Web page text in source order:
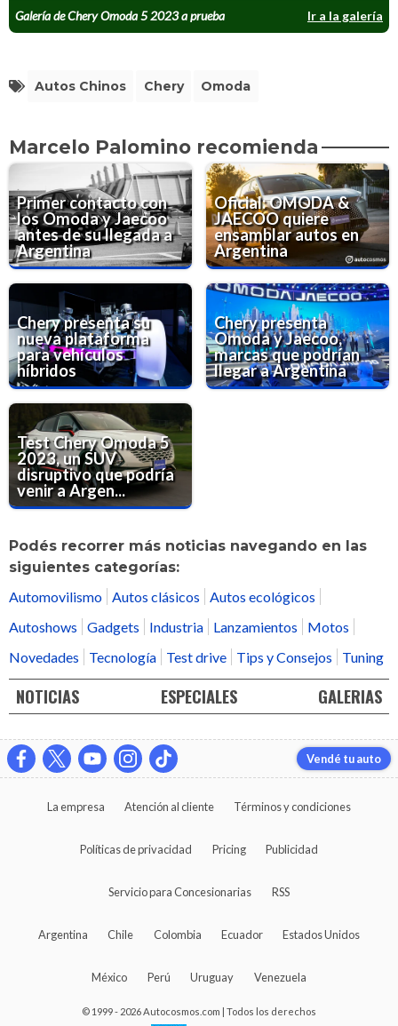
Galería de Chery Omoda 5 2023 a prueba Ir a la galería
Autos Chinos Chery Omoda
Marcelo Palomino recomienda
Primer contacto con
los Omoda y Jaecoo
antes de su llegada a
Argentina
Oficial: OMODA &
JAECOO quiere
ensamblar autos en
Argentina
Chery presenta su
nueva plataforma
para vehículos
híbridos
Chery presenta
Omoda y Jaecoo,
marcas que podrían
llegar a Argentina
Test Chery Omoda 5
2023, un SUV
disruptivo que podría
venir a Argen...
Podés recorrer más noticias navegando en las
siguientes categorías:
Automovilismo Autos clásicos
Autos ecológicos
Autoshows
Gadgets Industria Lanzamientos
Motos
Novedades
Tecnología Test drive Tips y Consejos Tuning
NOTICIAS ESPECIALES GALERIAS
Vendé tu auto
La empresa Atención al cliente Términos y condiciones
Políticas de privacidad Pricing Publicidad
Servicio para Concesionarias RSS
Argentina Chile Colombia Ecuador Estados Unidos
México Perú Uruguay Venezuela
© 1999 - 2026 Autocosmos.com | Todos los derechos